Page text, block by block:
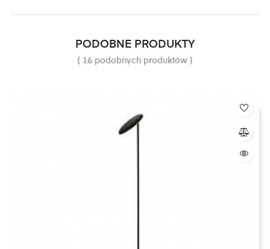
PODOBNE PRODUKTY
( 16 podobnych produktów )